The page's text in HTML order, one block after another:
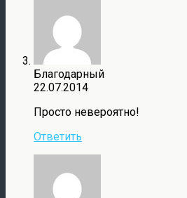
Благодарный
22.07.2014
Просто невероятно!
Ответить